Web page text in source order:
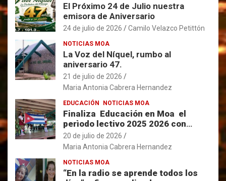
El Próximo 24 de Julio nuestra
emisora de Aniversario
24 de julio de 2026 Camilo Velazco Petittón
NOTICIAS MOA
La Voz del Níquel, rumbo al
aniversario 47.
21 de julio de 2026
Maria Antonia Cabrera Hernandez
EDUCACIÓN NOTICIAS MOA
Finaliza Educación en Moa el
perìodo lectivo 2025 2026 con
resultados favorables.
20 de julio de 2026
Maria Antonia Cabrera Hernandez
NOTICIAS MOA
“En la radio se aprende todos los